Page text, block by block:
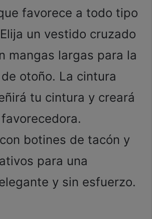
favorece a todo tipo
un vestido cruzado
mangas largas para la
otoño. La cintura
tu cintura y creará
botines de tacón y
para una
y sin esfuerzo.